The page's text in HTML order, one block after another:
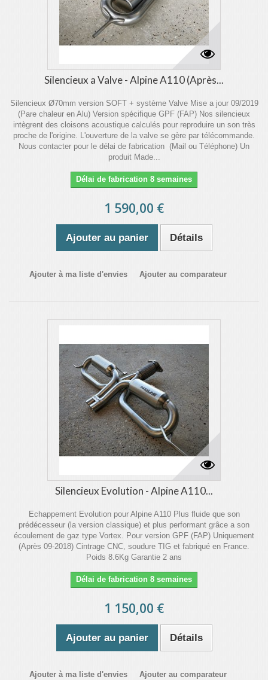
Silencieux a Valve - Alpine A110 (Après...
Silencieux Ø70mm version SOFT + système Valve Mise a jour 09/2019
(Pare chaleur en Alu) Version spécifique GPF (FAP) Nos silencieux
intègrent des cloisons acoustique calculés pour reproduire un son très
proche de l'origine. L'ouverture de la valve se gère par télécommande.
Nous contacter pour le délai de fabrication (Mail ou Téléphone) Un
produit Made...
Délai de fabrication 8 semaines
1 590,00 €
Ajouter au panier Détails
Ajouter à ma liste d'envies Ajouter au comparateur
Silencieux Evolution - Alpine A110...
Echappement Evolution pour Alpine A110 Plus fluide que son
prédécesseur (la version classique) et plus performant grâce a son
écoulement de gaz type Vortex. Pour version GPF (FAP) Uniquement
(Après 09-2018) Cintrage CNC, soudure TIG et fabriqué en France.
Poids 8.6Kg Garantie 2 ans
Délai de fabrication 8 semaines
1 150,00 €
Ajouter au panier Détails
Ajouter à ma liste d'envies Ajouter au comparateur